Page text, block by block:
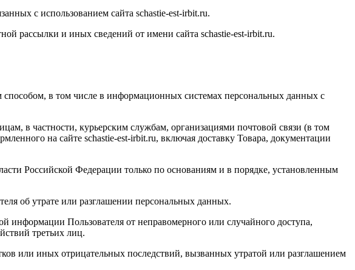
с использованием сайта schastie-est-irbit.ru.
рассылки и иных сведений от имени сайта schastie-est-irbit.ru.
в том числе в информационных системах персональных данных с
в частности, курьерским службам, организациями почтовой связи (в том
на сайте schastie-est-irbit.ru, включая доставку Товара, документации
Российской Федерации только по основаниям и в порядке, установленным
об утрате или разглашении персональных данных.
Пользователя от неправомерного или случайного доступа,
третьих лиц.
или иных отрицательных последствий, вызванных утратой или разглашением